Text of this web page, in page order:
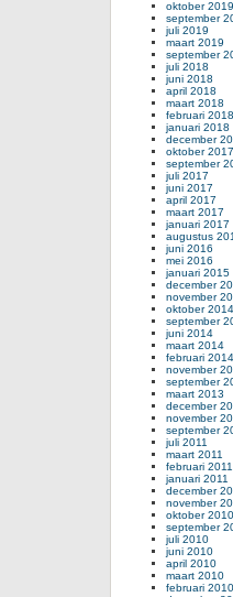
oktober 2019
september
juli 2019
maart 2019
september
juli 2018
juni 2018
april 2018
maart 2018
februari 2018
januari 2018
december
oktober 2017
september
juli 2017
juni 2017
april 2017
maart 2017
januari 2017
augustus
juni 2016
mei 2016
januari 2015
december
november
oktober 2014
september
juni 2014
maart 2014
februari 2014
november
september
maart 2013
december
november
september
juli 2011
maart 2011
februari 2011
januari 2011
december
november
oktober 2010
september
juli 2010
juni 2010
april 2010
maart 2010
februari 2010